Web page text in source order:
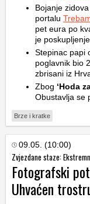
Bojanje zidova
portalu
pet eura po
je
Stepinac papi
poglavnik bio
zbrisani iz
Zbog ‘Hoda
Obustavlja se
Brze i kratke
09.05. (10:00)
Zvjezdane staze:
Fotografski
Uhvaćen